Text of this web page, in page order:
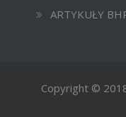
ARTYKUŁY
Copyright ©